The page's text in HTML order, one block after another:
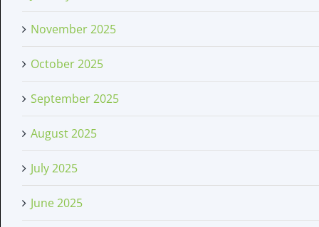
November 2025
October 2025
September 2025
August 2025
July 2025
June 2025